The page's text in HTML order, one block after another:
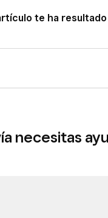
te ha
necesitas